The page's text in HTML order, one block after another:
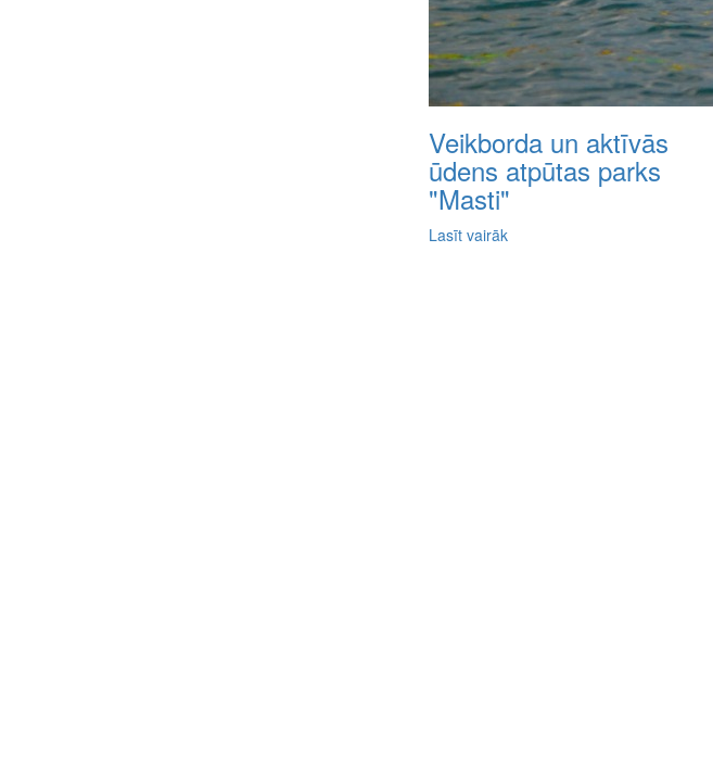
Veikborda un aktīvās
ūdens atpūtas parks
"Masti"
Lasīt vairāk